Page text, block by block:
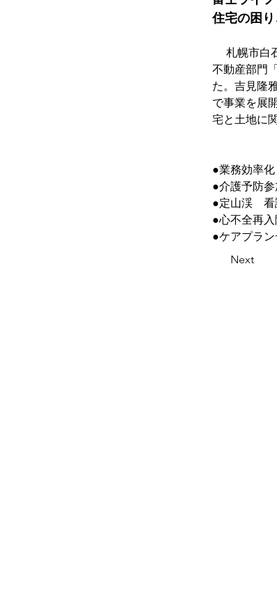
住宅の困
札幌市白
不動産部門
た。吉見隆
で事業を展
宅と土地に
●業務効率
●介護予防
●定山渓　
●心不全再
●ケアプラ
Next